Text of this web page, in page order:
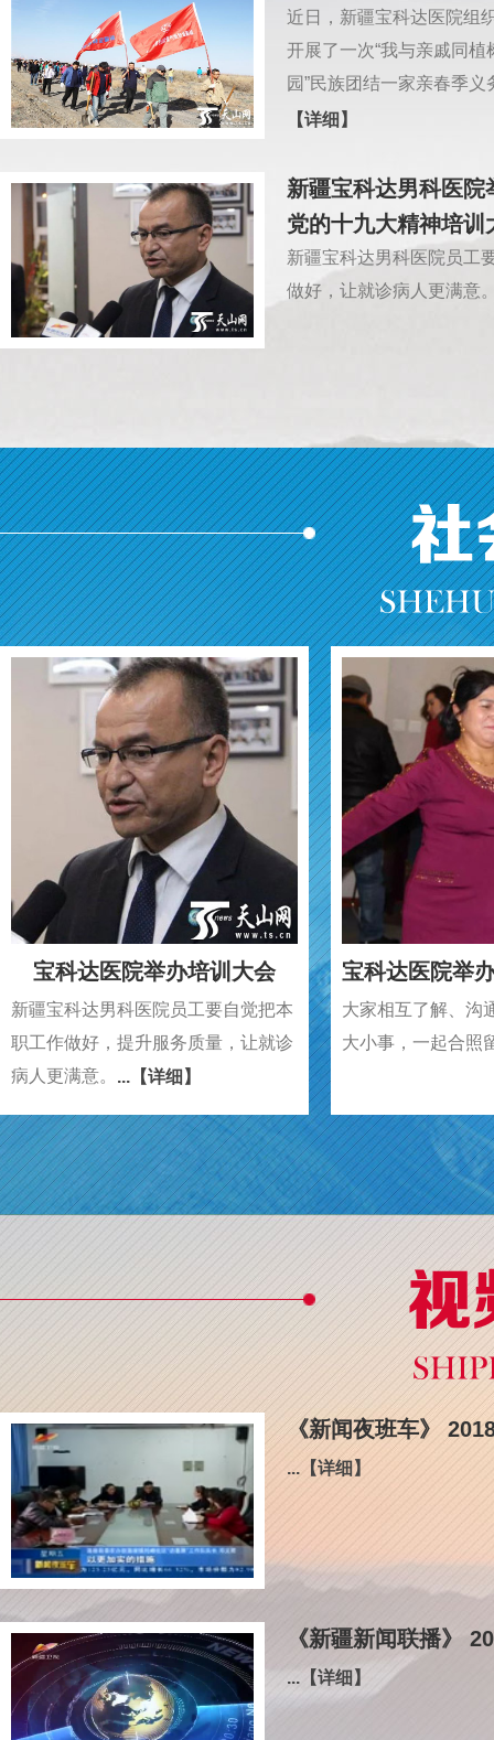
近日，新疆宝科达医院组
开展了一次“我与亲戚同植
园”民族团结一家亲春季义
【详细】
新疆宝科达男科医院
党的十九大精神培训
新疆宝科达男科医院员工
做好，让就诊病人更满意
宝科达医院举办培训大会
新疆宝科达男科医院员工要自觉把本
职工作做好，提升服务质量，让就诊
病人更满意。 ...【详细】
宝科达医院举
大家相互了解、沟
大小事，一起合照
《新闻夜班车》
...【详细】
《新疆新闻联播》
...【详细】